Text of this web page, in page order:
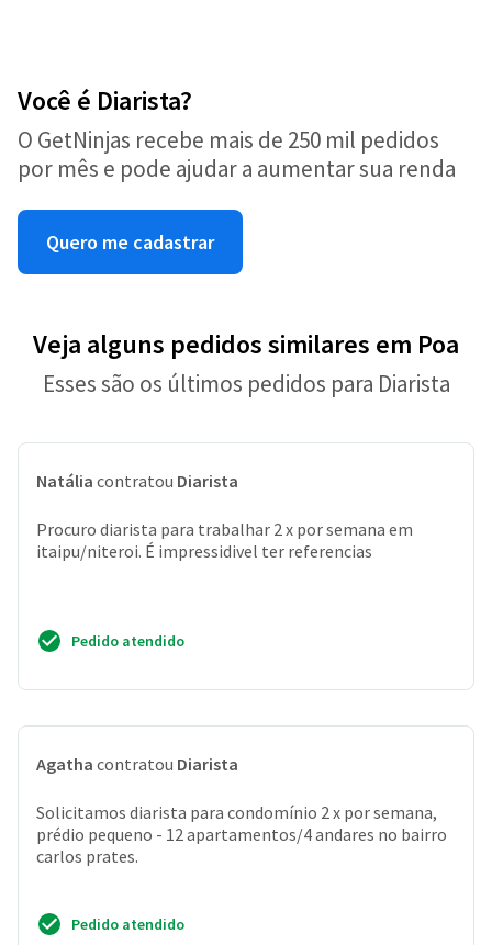
Você é Diarista?
O GetNinjas recebe mais de 250 mil pedidos
por mês e pode ajudar a aumentar sua renda
Quero me cadastrar
Veja alguns pedidos similares em Poa
Esses são os últimos pedidos para Diarista
Natália contratou Diarista
Procuro diarista para trabalhar 2 x por semana em
itaipu/niteroi. É impressidivel ter referencias
Pedido atendido
Agatha contratou Diarista
Solicitamos diarista para condomínio 2 x por semana,
prédio pequeno - 12 apartamentos/4 andares no bairro
carlos prates.
Pedido atendido